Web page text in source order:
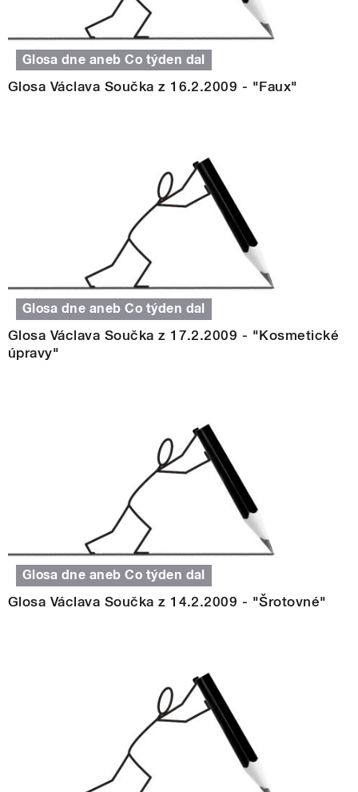
Glosa dne aneb Co týden dal
Glosa Václava Součka z 16.2.2009 - "Faux"
Glosa dne aneb Co týden dal
Glosa Václava Součka z 17.2.2009 - "Kosmetické
úpravy"
Glosa dne aneb Co týden dal
Glosa Václava Součka z 14.2.2009 - "Šrotovné"